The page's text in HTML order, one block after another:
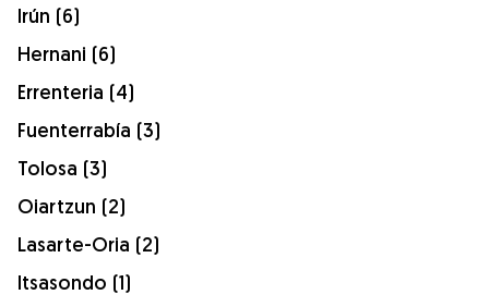
Irún (6)
Hernani (6)
Errenteria (4)
Fuenterrabía (3)
Tolosa (3)
Oiartzun (2)
Lasarte-Oria (2)
Itsasondo (1)